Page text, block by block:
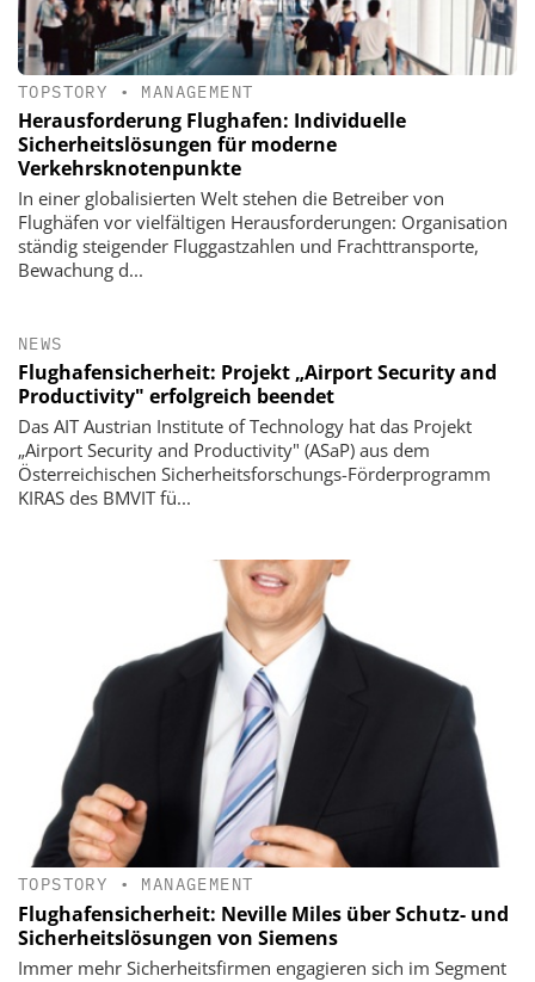
TOPSTORY • MANAGEMENT
Herausforderung Flughafen: Individuelle
Sicherheitslösungen für moderne
Verkehrsknotenpunkte
In einer globalisierten Welt stehen die Betreiber von
Flughäfen vor vielfältigen Herausforderungen: Organisation
ständig steigender Fluggastzahlen und Frachttransporte,
Bewachung d...
NEWS
Flughafensicherheit: Projekt „Airport Security and
Productivity" erfolgreich beendet
Das AIT Austrian Institute of Technology hat das Projekt
„Airport Security and Productivity" (ASaP) aus dem
Österreichischen Sicherheitsforschungs-Förderprogramm
KIRAS des BMVIT fü...
TOPSTORY • MANAGEMENT
Flughafensicherheit: Neville Miles über Schutz- und
Sicherheitslösungen von Siemens
Immer mehr Sicherheitsfirmen ­engagieren sich im Segment